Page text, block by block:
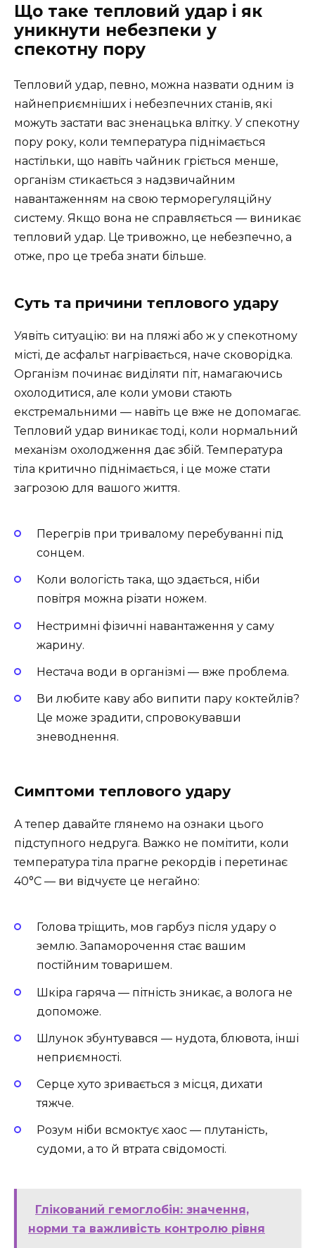
Що таке тепловий удар і як
уникнути небезпеки у
спекотну пору
Тепловий удар, певно, можна назвати одним із
найнеприємніших і небезпечних станів, які
можуть застати вас зненацька влітку. У спекотну
пору року, коли температура піднімається
настільки, що навіть чайник гріється менше,
організм стикається з надзвичайним
навантаженням на свою терморегуляційну
систему. Якщо вона не справляється — виникає
тепловий удар. Це тривожно, це небезпечно, а
отже, про це треба знати більше.
Суть та причини теплового удару
Уявіть ситуацію: ви на пляжі або ж у спекотному
місті, де асфальт нагрівається, наче сковорідка.
Організм починає виділяти піт, намагаючись
охолодитися, але коли умови стають
екстремальними — навіть це вже не допомагає.
Тепловий удар виникає тоді, коли нормальний
механізм охолодження дає збій. Температура
тіла критично піднімається, і це може стати
загрозою для вашого життя.
Перегрів при тривалому перебуванні під
сонцем.
Коли вологість така, що здається, ніби
повітря можна різати ножем.
Нестримні фізичні навантаження у саму
жарину.
Нестача води в організмі — вже проблема.
Ви любите каву або випити пару коктейлів?
Це може зрадити, спровокувавши
зневоднення.
Симптоми теплового удару
А тепер давайте глянемо на ознаки цього
підступного недруга. Важко не помітити, коли
температура тіла прагне рекордів і перетинає
40°C — ви відчуєте це негайно:
Голова тріщить, мов гарбуз після удару о
землю. Запаморочення стає вашим
постійним товаришем.
Шкіра гаряча — пітність зникає, а волога не
допоможе.
Шлунок збунтувався — нудота, блювота, інші
неприємності.
Серце хуто зривається з місця, дихати
тяжче.
Розум ніби всмоктує хаос — плутаність,
судоми, а то й втрата свідомості.
Глікований гемоглобін: значення,
норми та важливість контролю рівня